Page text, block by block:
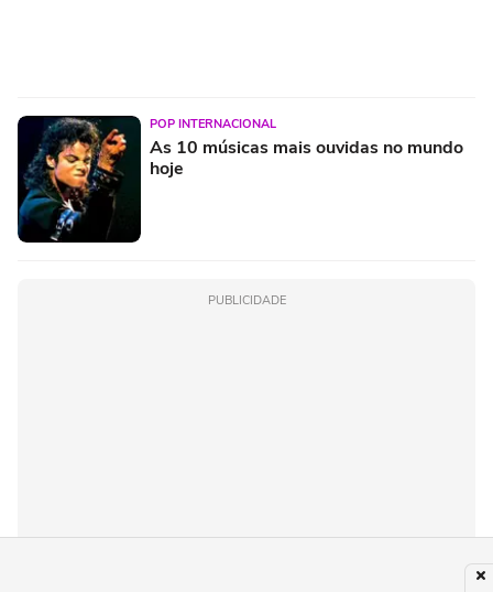
POP INTERNACIONAL
As 10 músicas mais ouvidas no mundo
hoje
PUBLICIDADE